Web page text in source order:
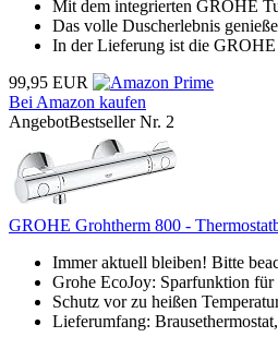
Mit dem integrierten GROHE
Das volle Duscherlebnis
In der Lieferung ist die GROHE
99,95 EUR
Bei Amazon kaufen
AngebotBestseller Nr. 2
GROHE Grohtherm 800 -
Immer aktuell bleiben! Bitte
Grohe EcoJoy: Sparfunktion
Schutz vor zu heißen
Lieferumfang: